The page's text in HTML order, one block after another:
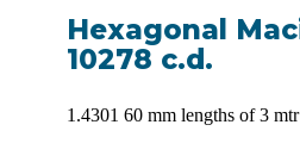
Hexagonal
10278 c.d.
1.4301 60 mm lengths of 3 mtr